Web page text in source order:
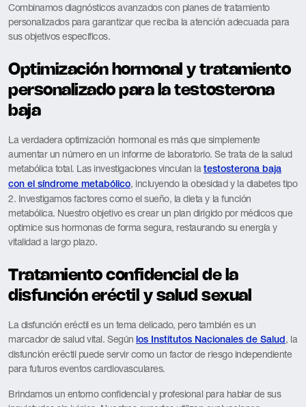
Combinamos diagnósticos avanzados con planes de tratamiento
personalizados para garantizar que reciba la atención adecuada para
sus objetivos específicos.
Optimización hormonal y tratamiento
personalizado para la testosterona
baja
La verdadera optimización hormonal es más que simplemente
aumentar un número en un informe de laboratorio. Se trata de la salud
metabólica total. Las investigaciones vinculan la testosterona baja
con el síndrome metabólico, incluyendo la obesidad y la diabetes tipo
2. Investigamos factores como el sueño, la dieta y la función
metabólica. Nuestro objetivo es crear un plan dirigido por médicos que
optimice sus hormonas de forma segura, restaurando su energía y
vitalidad a largo plazo.
Tratamiento confidencial de la
disfunción eréctil y salud sexual
La disfunción eréctil es un tema delicado, pero también es un
marcador de salud vital. Según los Institutos Nacionales de Salud , la
disfunción eréctil puede servir como un factor de riesgo independiente
para futuros eventos cardiovasculares.
Brindamos un entorno confidencial y profesional para hablar de sus